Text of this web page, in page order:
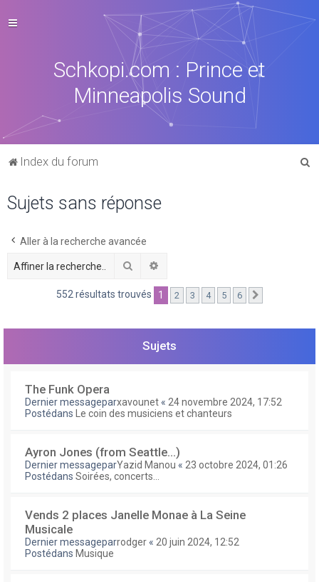
Schkopi.com : Prince et
Minneapolis Sound
Index du forum
Sujets sans réponse
Aller à la recherche avancée
Rechercher
552 résultats trouvés 1 2 3 4 5 6
Sujets
The Funk Opera
Dernier messageparxavounet « 24 novembre 2024, 17:52
Postédans
Le coin des musiciens et chanteurs
Ayron Jones (from Seattle...)
Dernier messageparYazid Manou « 23 octobre 2024, 01:26
Postédans Soirées, concerts...
Vends 2 places Janelle Monae à La Seine
Musicale
Dernier messageparrodger « 20 juin 2024, 12:52
Postédans Musique